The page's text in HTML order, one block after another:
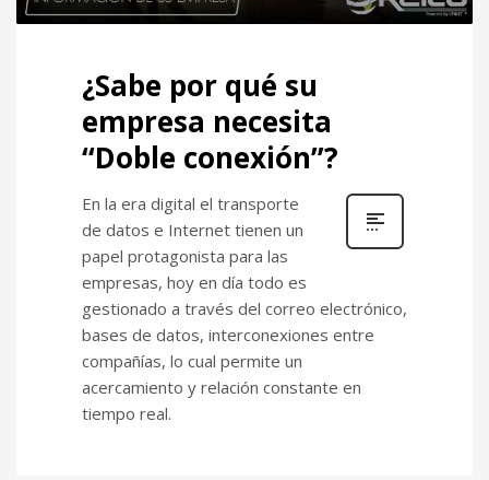
¿Sabe por qué su
empresa necesita
“Doble conexión”?
En la era digital el transporte
de datos e Internet tienen un
papel protagonista para las
empresas, hoy en día todo es
gestionado a través del correo electrónico,
bases de datos, interconexiones entre
compañías, lo cual permite un
acercamiento y relación constante en
tiempo real.